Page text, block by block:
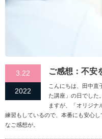
3.22
2022
ご感想：不安
こんにちは、田中直
た講座」の日でした
ますが、「オリジナ
練習もしているので、本番にも安心
なご感想が。